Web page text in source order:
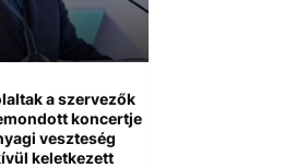
a szervezők
koncertje
veszteség
keletkezett